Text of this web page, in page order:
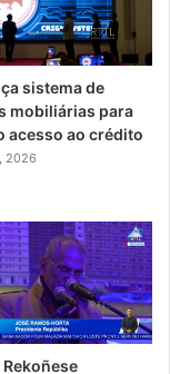
sistema de
mobiliárias para
acesso ao crédito
2026
Rekoñese